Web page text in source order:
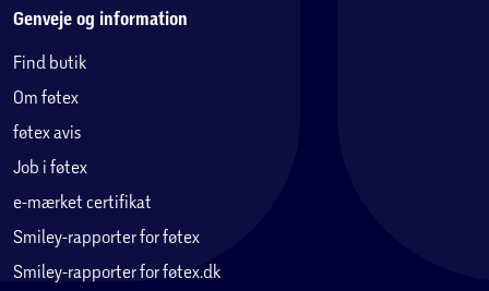
Genveje og information
Find butik
Om føtex
føtex avis
Job i føtex
e-mærket certifikat
Smiley-rapporter for føtex
Smiley-rapporter for føtex.dk